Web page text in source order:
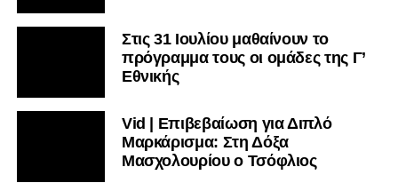
Στις 31 Ιουλίου μαθαίνουν το
πρόγραμμα τους οι ομάδες της Γ’
Εθνικής
Vid | Επιβεβαίωση για Διπλό
Μαρκάρισμα: Στη Δόξα
Μασχολουρίου ο Τσόφλιος